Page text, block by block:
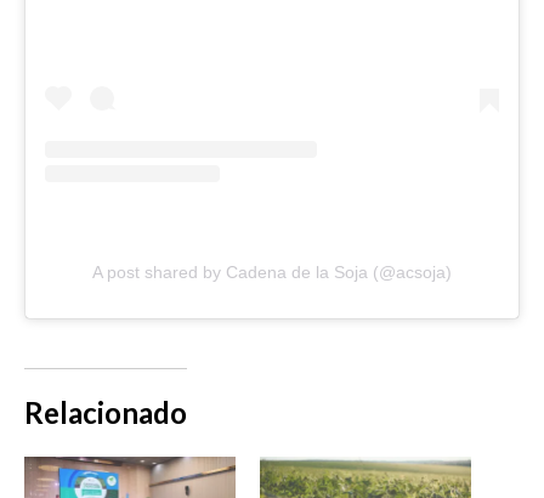
A post shared by Cadena de la Soja (@acsoja)
Relacionado